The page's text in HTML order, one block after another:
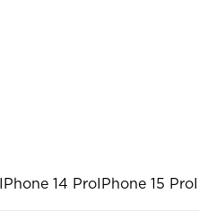
IPhone 14 Pro IPhone 15 Pro